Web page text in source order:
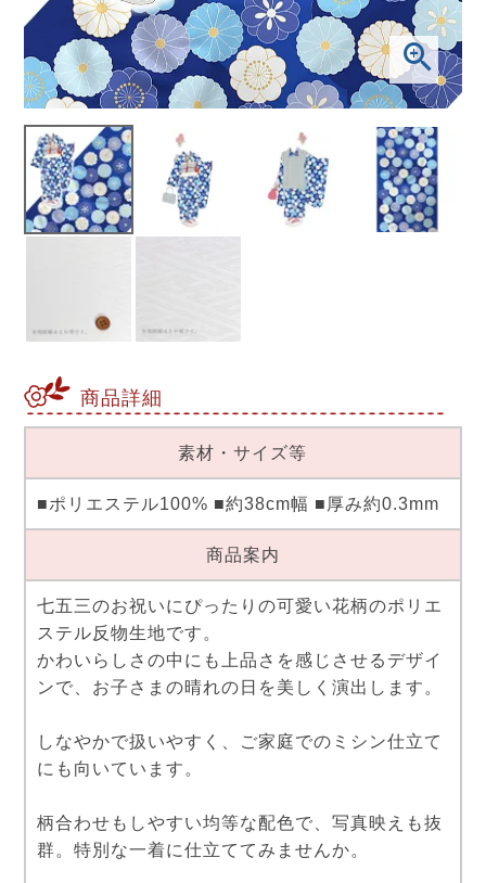
商品詳細
素材・サイズ等
■ポリエステル100% ■約38cm幅 ■厚み約0.3mm
商品案内
七五三のお祝いにぴったりの可愛い花柄のポリエ
ステル反物生地です。
かわいらしさの中にも上品さを感じさせるデザイ
ンで、お子さまの晴れの日を美しく演出します。
しなやかで扱いやすく、ご家庭でのミシン仕立て
にも向いています。
柄合わせもしやすい均等な配色で、写真映えも抜
群。特別な一着に仕立ててみませんか。